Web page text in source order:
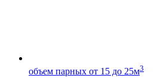
объем парных от 15 до 25м3